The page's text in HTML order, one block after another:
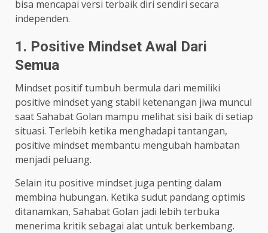
bisa mencapai versi terbaik diri sendiri secara
independen.
1. Positive Mindset Awal Dari
Semua
Mindset positif tumbuh bermula dari memiliki
positive mindset yang stabil ketenangan jiwa muncul
saat Sahabat Golan mampu melihat sisi baik di setiap
situasi. Terlebih ketika menghadapi tantangan,
positive mindset membantu mengubah hambatan
menjadi peluang.
Selain itu positive mindset juga penting dalam
membina hubungan. Ketika sudut pandang optimis
ditanamkan, Sahabat Golan jadi lebih terbuka
menerima kritik sebagai alat untuk berkembang.